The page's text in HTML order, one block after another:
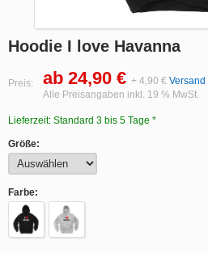
Hoodie I love Havanna
Preis: ab 24,90 € + 4,90 € Versand
Alle Preisangaben inkl. 19 % MwSt.
Lieferzeit: Standard 3 bis 5 Tage *
Größe:
Farbe: